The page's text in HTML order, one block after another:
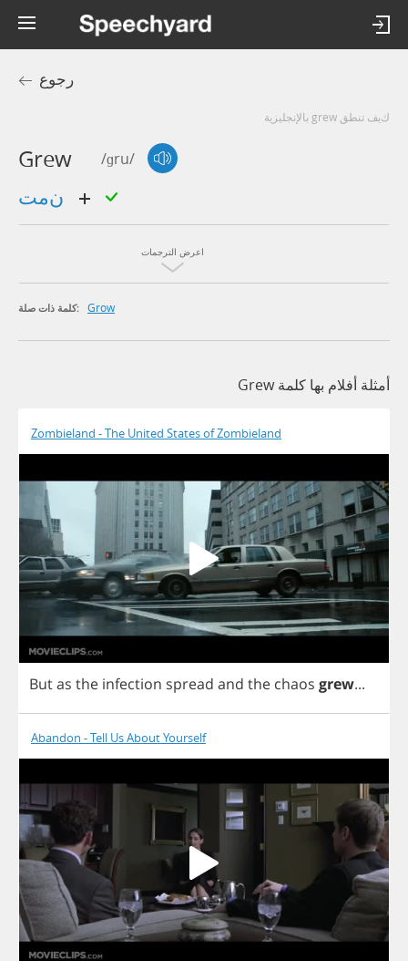
رجوع
كيف تنطق grew بالإنجليزية
Grew /ɡru/
اعرض الترجمات
كلمة ذات صلة: Grow
أمثلة أفلام بها كلمة Grew
Zombieland - The United States of Zombieland
Butas the infection spread and the chaos grew...
Abandon - Tell Us About Yourself